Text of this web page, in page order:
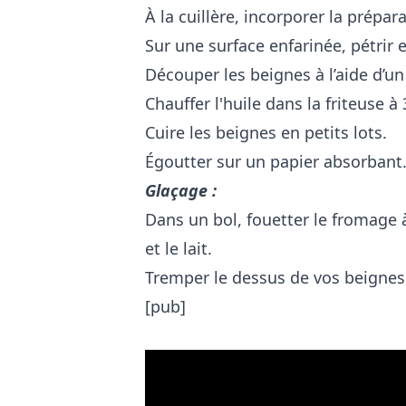
À la cuillère, incorporer la
Sur une surface enfarinée, pétrir
Découper les beignes à l’aide
Chauffer l'huile dans la friteuse à
Cuire les beignes en petits lots.
Égoutter sur un papier absorbant.
Glaçage :
Dans un bol, fouetter le fromage
et le lait.
Tremper le dessus de vos
[pub]